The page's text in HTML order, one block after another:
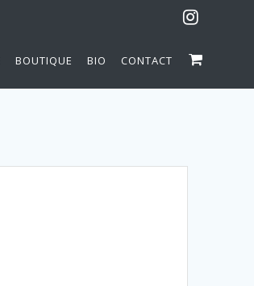
BOUTIQUE BIO CONTACT